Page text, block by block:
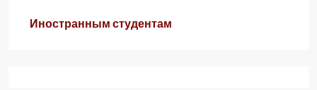
Иностранным студентам